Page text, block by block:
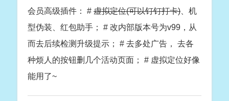
会员高级插件： # 虚拟定位(可以钉钉打卡) 、机
型伪装、红包助手； # 改内部版本号为v99，从
而去后续检测升级提示； # 去多处广告， 去各
种烦人的按钮删几个活动页面； # 虚拟定位好像
能用了~